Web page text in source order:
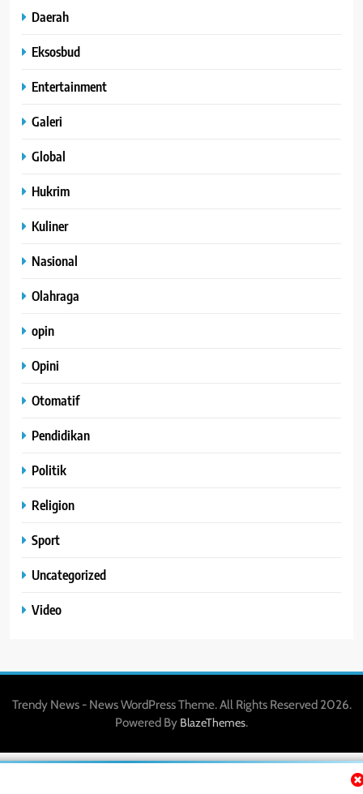
Daerah
Eksosbud
Entertainment
Galeri
Global
Hukrim
Kuliner
Nasional
Olahraga
opin
Opini
Otomatif
Pendidikan
Politik
Religion
Sport
Uncategorized
Video
Trendy News - News WordPress Theme. All Rights Reserved 2026.
Powered By BlazeThemes.